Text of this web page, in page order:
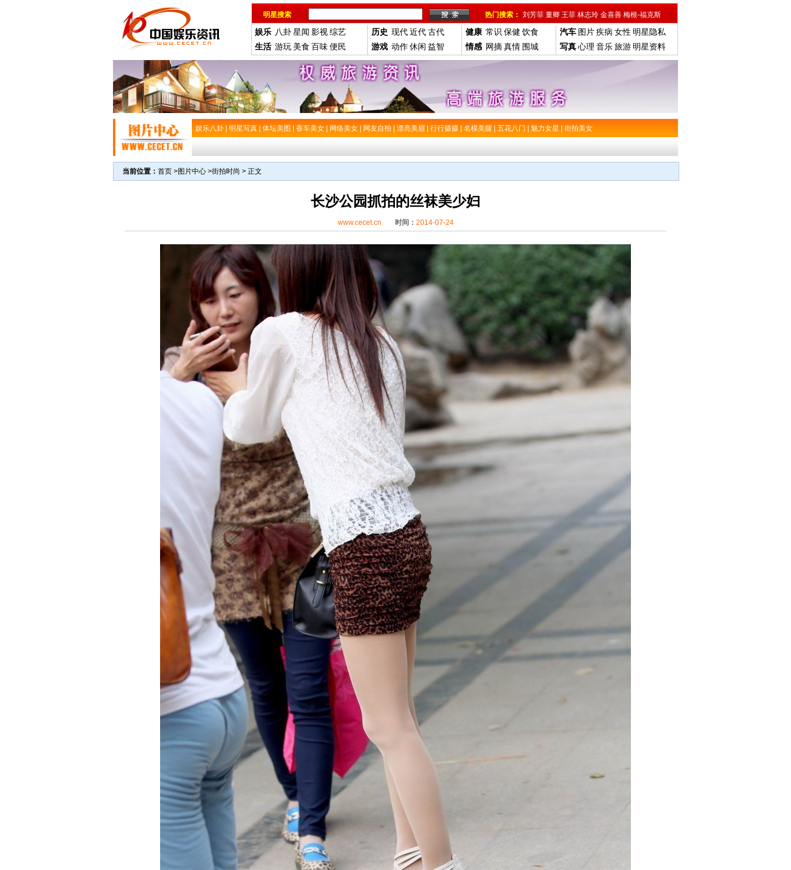
明星搜索 热门搜索： 刘芳菲 董卿 王菲 林志玲 金喜善 梅根-福克斯
娱乐 八卦星闻 影视综艺
生活 游玩 美食 百味便民
历史 现代近代古代
游戏 动作休闲 益智
健康 常识 保健 饮食
情感 网摘真情 围城
汽车 图片疾病 女性 明星隐私
写真心理 音乐旅游 明星资料
娱乐八卦 明星写真 体坛美图 香车美女 网络美女 网友自拍 漂亮美眉 行行摄摄 名模美腿 五花八门 魅力女星 街拍美女
当前位置： 首页 >图片中心 >街拍时尚 > 正文
长沙公园抓拍的丝袜美少妇
www.cecet.cn 时间： 2014-07-24